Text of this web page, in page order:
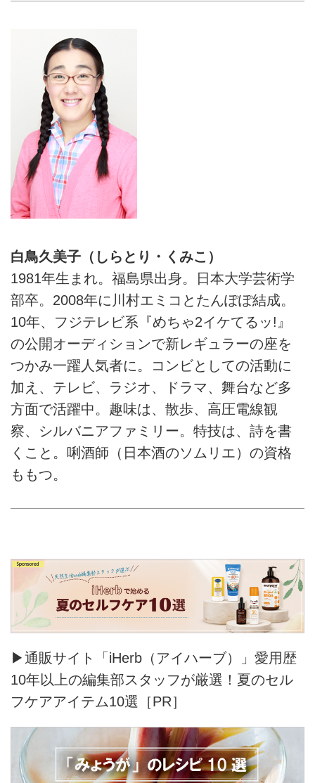
白鳥久美子（しらとり・くみこ）
1981年生まれ。福島県出身。日本大学芸術学
部卒。2008年に川村エミコとたんぽぽ結成。
10年、フジテレビ系『めちゃ2イケてるッ!』
の公開オーディションで新レギュラーの座を
つかみ一躍人気者に。コンビとしての活動に
加え、テレビ、ラジオ、ドラマ、舞台など多
方面で活躍中。趣味は、散歩、高圧電線観
察、シルバニアファミリー。特技は、詩を書
くこと。唎酒師（日本酒のソムリエ）の資格
ももつ。
▶通販サイト「iHerb（アイハーブ）」愛用歴
10年以上の編集部スタッフが厳選！夏のセル
フケアアイテム10選［PR］